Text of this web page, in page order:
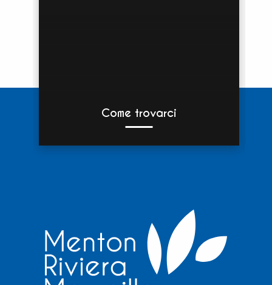
Come trovarci